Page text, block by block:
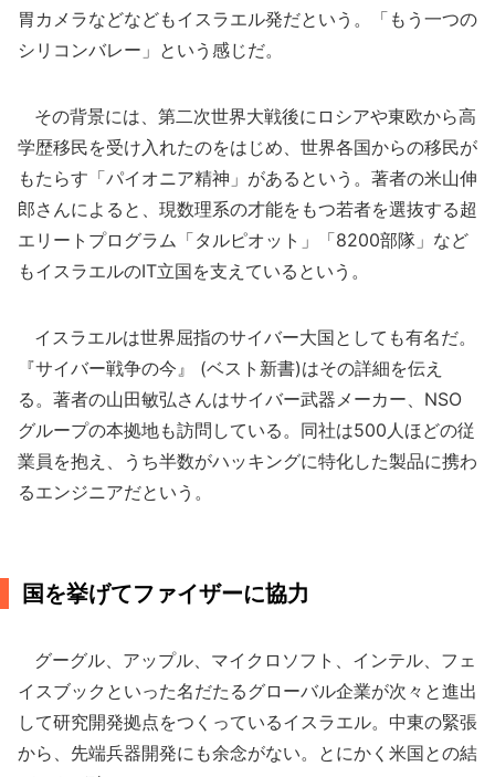
胃カメラなどなどもイスラエル発だという。「もう一つの
シリコンバレー」という感じだ。
その背景には、第二次世界大戦後にロシアや東欧から高
学歴移民を受け入れたのをはじめ、世界各国からの移民が
もたらす「パイオニア精神」があるという。著者の米山伸
郎さんによると、現数理系の才能をもつ若者を選抜する超
エリートプログラム「タルピオット」「8200部隊」など
もイスラエルのIT立国を支えているという。
イスラエルは世界屈指のサイバー大国としても有名だ。
『サイバー戦争の今』 (ベスト新書)はその詳細を伝え
る。著者の山田敏弘さんはサイバー武器メーカー、NSO
グループの本拠地も訪問している。同社は500人ほどの従
業員を抱え、うち半数がハッキングに特化した製品に携わ
るエンジニアだという。
国を挙げてファイザーに協力
グーグル、アップル、マイクロソフト、インテル、フェ
イスブックといった名だたるグローバル企業が次々と進出
して研究開発拠点をつくっているイスラエル。中東の緊張
から、先端兵器開発にも余念がない。とにかく米国との結